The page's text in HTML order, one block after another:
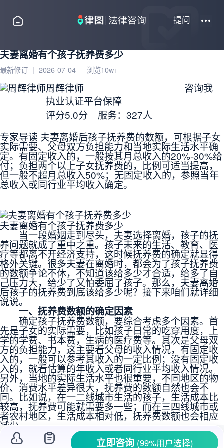
提问
夫妻离婚有个孩子抚养费多少
最新修订 | 2026-07-04 浏览10w+
周辉律师
执业认证平台保障
咨询我
评分5.0分 服务：327人
专家导读 夫妻离婚后孩子抚养费的数额，可根据子女
实际需要、父母双方负担能力和当地实际生活水平确
定。有固定收入的，一般按其月总收入的20%-30%给
付；负担两个以上子女抚养费的，比例可适当提高，
但一般不超月总收入50%；无固定收入的，参照当年
总收入或同行业平均收入确定。
夫妻离婚有个孩子抚养费多少
当一段婚姻走到尽头，夫妻选择离婚，孩子的抚
养问题就成了重中之重。孩子未来的生活、教育、医
疗等都离不开经济支持，这时候抚养费的确定就显得
格外关键。很多夫妻在离婚时，都会为了孩子抚养费
的数额争论不休，不知道该给多少才合适，给多了自
己压力大，给少了又怕委屈了孩子。那么，夫妻离婚
后孩子的抚养费到底该给多少呢？接下来咱们就详细
说说。
一、抚养费数额的确定因素
确定孩子抚养费数额，要综合考虑多个因素。首
先是子女的实际需要，比如孩子日常的吃穿用度，上
学的学费、书本费，生病的医疗费等。其次是父母双
方的负担能力，这主要看父母的收入情况，有固定收
入的，一般可以参考其收入的一定比例；没有固定收
入的，就看估算的年收入或者同行业平均收入情况。
另外，当地的实际生活水平也很重要，不同地区的物
价、消费水平差异很大，抚养费的数额自然也会不
同。比如说，在一二线城市生活的孩子，生活成本比
较高，抚养费可能就需要多一些；而在三四线城市或
者农村地区，生活成本相对低，抚养费数额也会相应
减少。
二、抚养费数额的标准计算
有固定收入的，抚养费一般可以按其月总收入的
立即咨询 (99%用户选择)